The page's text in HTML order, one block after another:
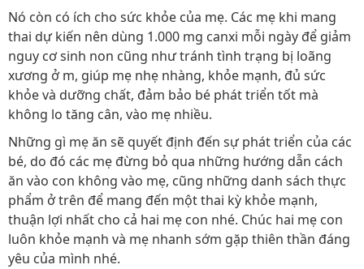
Nó còn có ích cho sức khỏe của mẹ. Các mẹ khi mang
thai dự kiến nên dùng 1.000 mg canxi mỗi ngày để giảm
nguy cơ sinh non cũng như tránh tình trạng bị loãng
xương ở m, giúp mẹ nhẹ nhàng, khỏe mạnh, đủ sức
khỏe và dưỡng chất, đảm bảo bé phát triển tốt mà
không lo tăng cân, vào mẹ nhiều.
Những gì mẹ ăn sẽ quyết định đến sự phát triển của các
bé, do đó các mẹ đừng bỏ qua những hướng dẫn cách
ăn vào con không vào mẹ, cũng những danh sách thực
phẩm ở trên để mang đến một thai kỳ khỏe mạnh,
thuận lợi nhất cho cả hai mẹ con nhé. Chúc hai mẹ con
luôn khỏe mạnh và mẹ nhanh sớm gặp thiên thần đáng
yêu của mình nhé.